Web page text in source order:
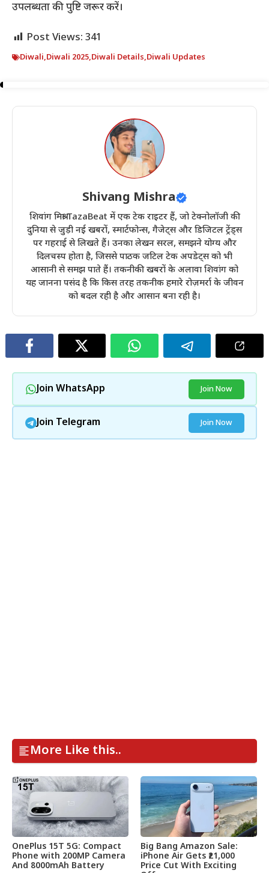
उपलब्धता की पुष्टि जरूर करें।
Post Views: 341
Diwali,Diwali 2025,Diwali Details,Diwali Updates
Shivang Mishra
शिवांग मिश्रा TazaBeat में एक टेक राइटर हैं, जो टेक्नोलॉजी की
दुनिया से जुड़ी नई खबरों, स्मार्टफोन्स, गैजेट्स और डिजिटल ट्रेंड्स
पर गहराई से लिखते हैं। उनका लेखन सरल, समझने योग्य और
दिलचस्प होता है, जिससे पाठक जटिल टेक अपडेट्स को भी
आसानी से समझ पाते हैं। तकनीकी खबरों के अलावा शिवांग को
यह जानना पसंद है कि किस तरह तकनीक हमारे रोज़मर्रा के जीवन
को बदल रही है और आसान बना रही है।
Join WhatsApp Join Now
Join Telegram Join Now
More Like this..
OnePlus 15T 5G: Compact
Phone with 200MP Camera
And 8000mAh Battery
Big Bang Amazon Sale:
iPhone Air Gets ₹21,000
Price Cut With Exciting